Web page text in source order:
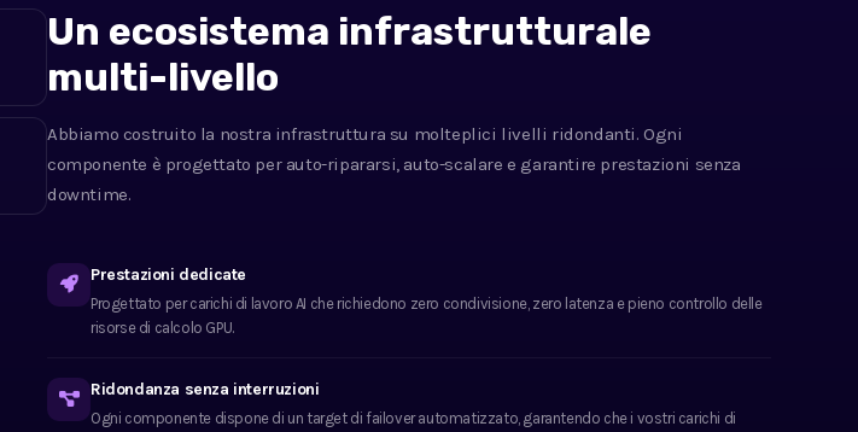
Un ecosistema infrastrutturale
multi-livello
Abbiamo costruito la nostra infrastruttura su molteplici livelli ridondanti. Ogni
componente è progettato per auto-ripararsi, auto-scalare e garantire prestazioni senza
downtime.
Prestazioni dedicate
Progettato per carichi di lavoro AI che richiedono zero condivisione, zero latenza e pieno controllo delle
risorse di calcolo GPU.
Ridondanza senza interruzioni
Ogni componente dispone di un target di failover automatizzato, garantendo che i vostri carichi di